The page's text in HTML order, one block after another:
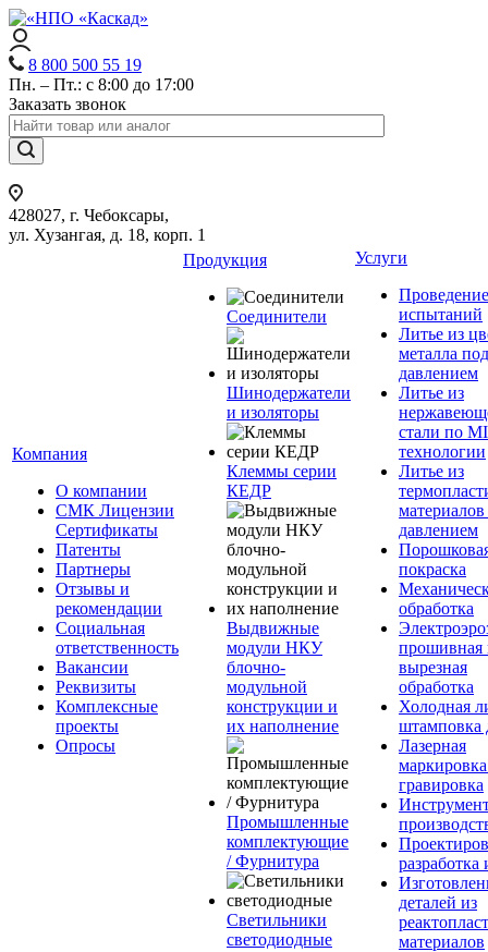
8 800 500 55 19
Пн. – Пт.: с 8:00 до 17:00
Заказать звонок
428027, г. Чебоксары,
ул. Хузангая, д. 18, корп. 1
Компания
О компании
СМК Лицензии
Сертификаты
Патенты
Партнеры
Отзывы и
рекомендации
Социальная
ответственность
Вакансии
Реквизиты
Комплексные
проекты
Опросы
Продукция
Соединители
Шинодержатели
и изоляторы
Клеммы серии
КЕДР
Выдвижные
модули НКУ
блочно-
модульной
конструкции и
их наполнение
Промышленные
комплектующие
/ Фурнитура
Светильники
светодиодные
Услуги
Проведение
испытаний
Литье из
металла под
давлением
Литье из
стали по
технологии
Литье из
давлением
покраска
обработка
прошивная
вырезная
обработка
Холодная
штамповка
Лазерная
гравировка
разработка
деталей из
материалов